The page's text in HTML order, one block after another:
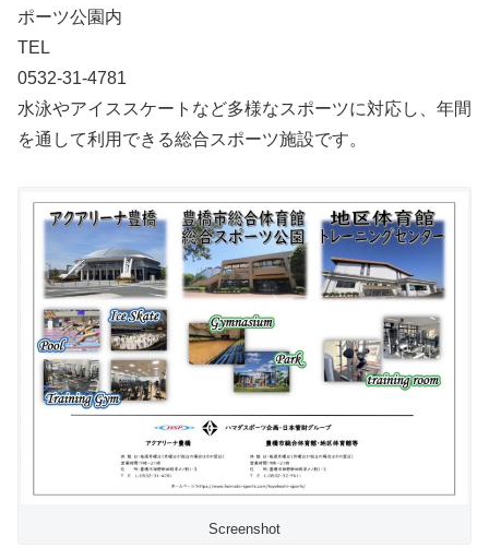
ポーツ公園内
TEL
0532-31-4781
水泳やアイススケートなど多様なスポーツに対応し、年間
を通して利用できる総合スポーツ施設です。
Screenshot